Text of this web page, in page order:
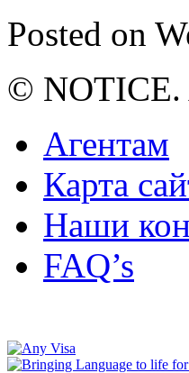
Posted on
© NOTICE.
Агентам
Карта
Наши
FAQ’s